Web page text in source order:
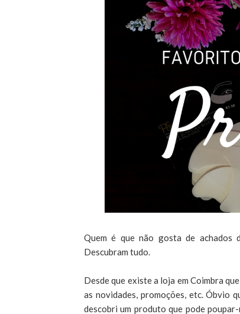
Quem é que não gosta de achados
Descubram tudo.
Desde que existe a loja em Coimbra
as novidades, promoções, etc. Óbvio
descobri um produto que pode